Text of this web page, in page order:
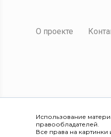
О проекте
Использование
правообладателей.
Все права на картинки